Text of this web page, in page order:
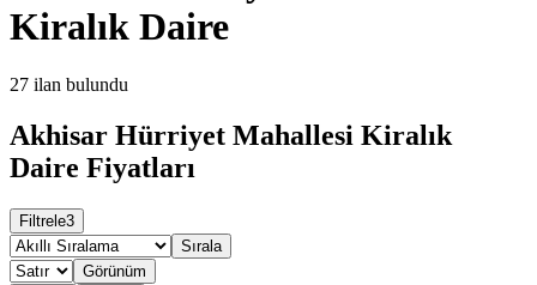
Kiralık Daire
27 ilan bulundu
Akhisar Hürriyet Mahallesi Kiralık
Daire Fiyatları
Filtrele3
Sırala
Görünüm